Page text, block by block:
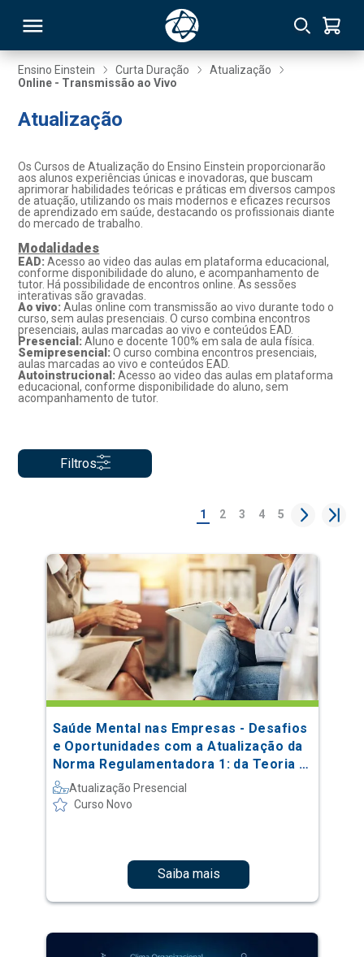
Ensino Einstein Curta Duração
Atualização
Online - Transmissão ao Vivo
Atualização
Os Cursos de Atualização do Ensino Einstein proporcionarão
aos alunos experiências únicas e inovadoras, que buscam
aprimorar habilidades teóricas e práticas em diversos campos
de atuação, utilizando os mais modernos e eficazes recursos
de aprendizado em saúde, destacando os profissionais diante
do mercado de trabalho.
Modalidades
EAD:Acesso ao video das aulas em plataforma educacional,
conforme disponibilidade do aluno, e acompanhamento de
tutor. Há possibilidade de encontros online. As sessões
interativas são gravadas.
Ao vivo: Aulas online com transmissão ao vivo durante todo o
curso, sem aulas presenciais. O curso combina encontros
presenciais, aulas marcadas ao vivo e conteúdos EAD.
Presencial:Aluno e docente 100% em sala de aula física.
Semipresencial:O curso combina encontros presenciais,
aulas marcadas ao vivo e conteúdos EAD.
Autoinstrucional:Acesso ao video das aulas em plataforma
educacional, conforme disponibilidade do aluno, sem
acompanhamento de tutor.
Filtros
1 2 3 4 5
Saúde Mental nas Empresas - Desafios
e Oportunidades com a Atualização da
Norma Regulamentadora 1: da Teoria à
Prática
Atualização Presencial
Curso Novo
Saiba mais